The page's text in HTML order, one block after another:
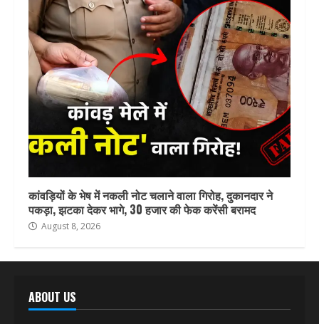
कांवड़ियों के भेष में नकली नोट चलाने वाला गिरोह, दुकानदार ने
पकड़ा, झटका देकर भागे, 30 हजार की फेक करेंसी बरामद
August 8, 2026
ABOUT US